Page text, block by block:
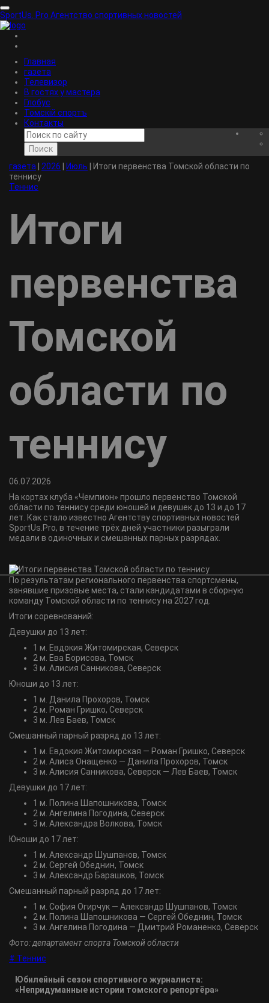
SportUs. Pro Агентство спортивных новостей
Главная
газета
Телевизор
В гостях у мастера
Глобус
Томскiй спортъ
Контакты
Поиск
газета
2026 Июль
Итоги первенства Томской области по
теннису
Теннис
Итоги
первенства
Томской
области по
теннису
06.07.2026
На кортах клуба «Чемпион» прошло первенство Томской
области по теннису среди юношей и девушек до 13 и до 17
лет. Как стало известно Агентству спортивных новостей
SportUs.Pro, в течение трёх дней участники разыграли
медали в одиночных и смешанных парных разрядах.
По результатам регионального первенства спортсмены,
занявшие призовые места, стали кандидатами в сборную
команду Томской области по теннису на 2027 год.
Итоги соревнований:
Девушки до 13 лет:
1 м. Евдокия Житомирская, Северск
2 м. Ева Борисова, Томск
3 м. Алисия Санникова, Северск
Юноши до 13 лет:
1 м. Данила Прохоров, Томск
2 м. Роман Гришко, Северск
3 м. Лев Баев, Томск
Смешанный парный разряд до 13 лет:
1 м. Евдокия Житомирская — Роман Гришко, Северск
2 м. Алиса Онащенко — Данила Прохоров, Томск
3 м. Алисия Санникова, Северск — Лев Баев, Томск
Девушки до 17 лет:
1 м. Полина Шапошникова, Томск
2 м. Ангелина Погодина, Северск
3 м. Александра Волкова, Томск
Юноши до 17 лет:
1 м. Александр Шушпанов, Томск
2 м. Сергей Обеднин, Томск
3 м. Александр Барашков, Томск
Смешанный парный разряд до 17 лет:
1 м. София Огирчук — Александр Шушпанов, Томск
2 м. Полина Шапошникова — Сергей Обеднин, Томск
3 м. Ангелина Погодина — Дмитрий Романенко, Северск
Фото: департамент спорта Томской области
# Теннис
Юбилейный сезон спортивного журналиста:
«Непридуманные истории томского репортёра»